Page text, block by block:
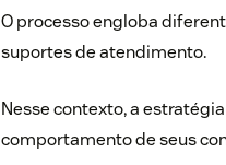
O processo engloba
suportes de atendimento.
Nesse contexto, a
comportamento de seus